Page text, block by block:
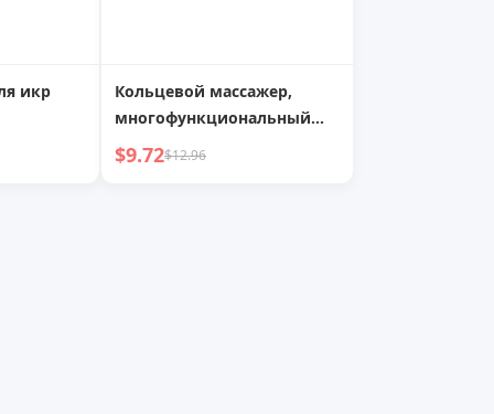
икр
Кольцевой массажер,
многофункциональный
ролик для стройности ног,
зажим для икр,
$9.72$12.96